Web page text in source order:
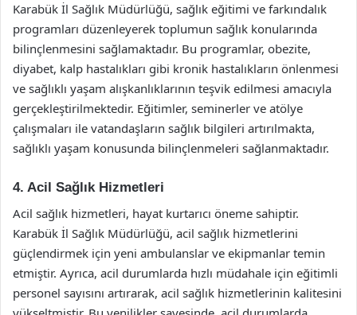
Karabük İl Sağlık Müdürlüğü, sağlık eğitimi ve farkındalık
programları düzenleyerek toplumun sağlık konularında
bilinçlenmesini sağlamaktadır. Bu programlar, obezite,
diyabet, kalp hastalıkları gibi kronik hastalıkların önlenmesi
ve sağlıklı yaşam alışkanlıklarının teşvik edilmesi amacıyla
gerçekleştirilmektedir. Eğitimler, seminerler ve atölye
çalışmaları ile vatandaşların sağlık bilgileri artırılmakta,
sağlıklı yaşam konusunda bilinçlenmeleri sağlanmaktadır.
4. Acil Sağlık Hizmetleri
Acil sağlık hizmetleri, hayat kurtarıcı öneme sahiptir.
Karabük İl Sağlık Müdürlüğü, acil sağlık hizmetlerini
güçlendirmek için yeni ambulanslar ve ekipmanlar temin
etmiştir. Ayrıca, acil durumlarda hızlı müdahale için eğitimli
personel sayısını artırarak, acil sağlık hizmetlerinin kalitesini